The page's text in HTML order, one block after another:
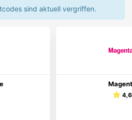
sind aktuell vergriffen.
4,6